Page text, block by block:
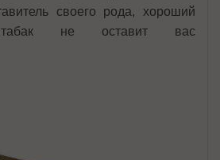
своего рода, хороший
табак не оставит вас